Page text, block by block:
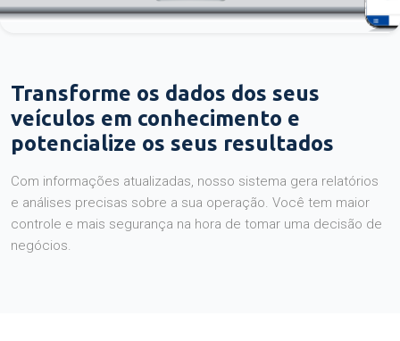
Transforme os dados dos seus
veículos em conhecimento e
potencialize os seus resultados
Com informações atualizadas, nosso sistema gera relatórios
e análises precisas sobre a sua operação. Você tem maior
controle e mais segurança na hora de tomar uma decisão de
negócios.